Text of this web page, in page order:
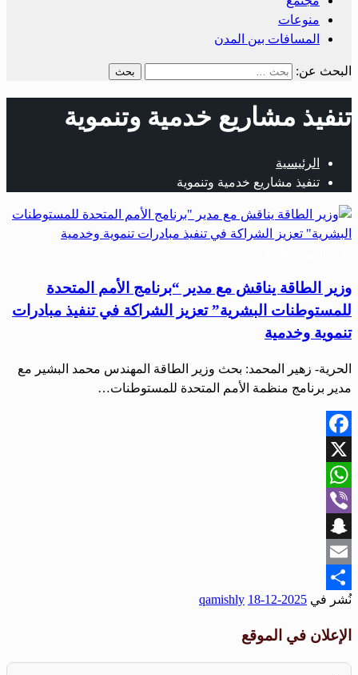
منوعات
المسافات بين المدن
البحث عن:
تنفيذ مشاريع خدمية وتنموية
الرئيسية
تنفيذ مشاريع خدمية وتنموية
وزير الطاقة يناقش مع مدير “برنامج الأمم المتحدة
للمستوطنات البشرية” تعزيز الشراكة في تنفيذ مبادرات
تنموية وخدمية
الحرية- زهير المحمد: بحث وزير الطاقة المهندس محمد البشير مع
مدير برنامج منظمة الأمم المتحدة للمستوطنات…
Facebook
X
WhatsApp
Viber
Snapchat
Email
Share
نُشر في 2025-12-18
qamishly
الإعلان في الموقع